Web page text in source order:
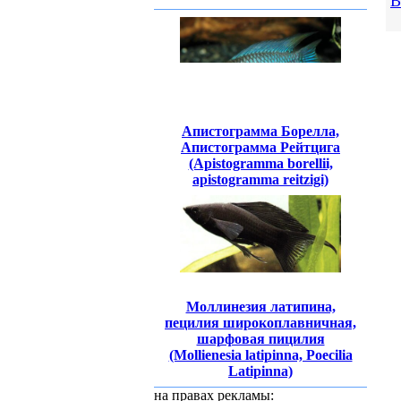
Апистограмма Борелла,
Апистограмма Рейтцига
(Apistogramma borellii,
аpistogramma reitzigi)
Моллинезия латипина,
пецилия широкоплавничная,
шарфовая пицилия
(Mollienesia latipinna, Poecilia
Latipinna)
на правах рекламы: